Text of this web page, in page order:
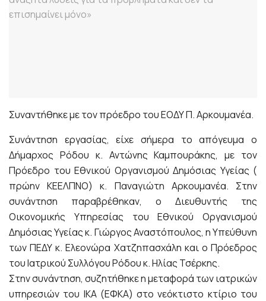
Συναντήθηκε με τον πρόεδρο του ΕΟΔΥ Π. Αρκουμανέα.
Συνάντηση εργασίας, είχε σήμερα το απόγευμα ο
Δήμαρχος Ρόδου κ. Αντώνης Καμπουράκης, με τον
Πρόεδρο του Εθνικού Οργανισμού Δημόσιας Υγείας (
πρώην ΚΕΕΛΠΝΟ) κ. Παναγιώτη Αρκουμανέα. Στην
συνάντηση παραβρέθηκαν, ο Διευθυντής της
Οικονομικής Υπηρεσίας του Εθνικού Οργανισμού
Δημόσιας Υγείας κ. Γιώργος Αναστόπουλος, η Υπεύθυνη
των ΠΕΔΥ κ. Ελεονώρα Χατζηπασχάλη και ο Πρόεδρος
του Ιατρικού Συλλόγου Ρόδου κ. Ηλίας Τσέρκης.
Στην συνάντηση, συζητήθηκε η μεταφορά των ιατρικών
υπηρεσιών του ΙΚΑ (ΕΦΚΑ) στο νεόκτιστο κτίριο του